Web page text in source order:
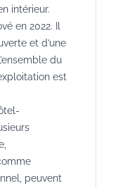
intérieur.
en 2022. Il
et d’une
du
est
peuvent